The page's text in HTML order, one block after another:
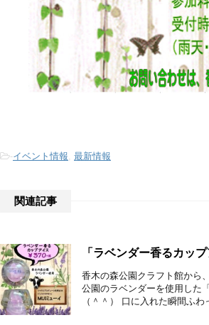
-イベント情報, 最新情報
関連記事
「ラベンダー香るカッ
香木の森公園クラフト館から
公園のラベンダーを使用した
（＾＾） 口に入れた瞬間ふわ